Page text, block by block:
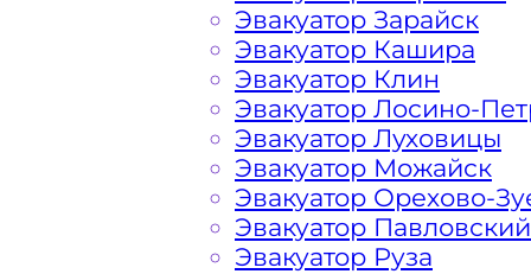
конкретном случае
порадовать доступными ценами
и гостей Столицы.
На стоимость эвакуации
Габариты, вес и тип
Эвакуатор Зарайск
Эвакуатор Кашира
Эвакуатор Клин
Эвакуатор Лосино-
Эвакуатор Луховицы
Эвакуатор Можайск
Эвакуатор Орехово-
Эвакуатор
Эвакуатор Руза